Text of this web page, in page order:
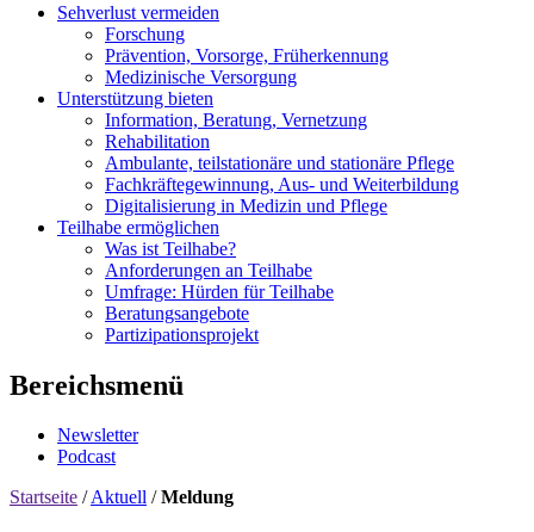
Sehverlust vermeiden
Forschung
Prävention, Vorsorge, Früherkennung
Medizinische Versorgung
Unterstützung bieten
Information, Beratung, Vernetzung
Rehabilitation
Ambulante, teilstationäre und stationäre Pflege
Fachkräftegewinnung, Aus- und Weiterbildung
Digitalisierung in Medizin und Pflege
Teilhabe ermöglichen
Was ist Teilhabe?
Anforderungen an Teilhabe
Umfrage: Hürden für Teilhabe
Beratungsangebote
Partizipationsprojekt
Bereichsmenü
Newsletter
Podcast
Startseite /Aktuell /Meldung